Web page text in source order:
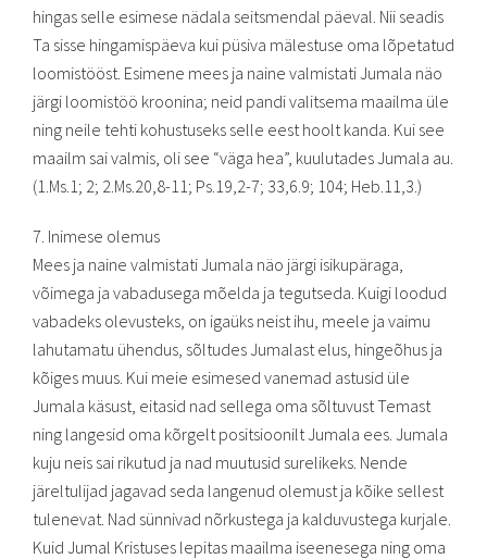
hingas selle esimese nädala seitsmendal päeval. Nii seadis
Ta sisse hingamispäeva kui püsiva mälestuse oma lõpetatud
loomistööst. Esimene mees ja naine valmistati Jumala näo
järgi loomistöö kroonina; neid pandi valitsema maailma üle
ning neile tehti kohustuseks selle eest hoolt kanda. Kui see
maailm sai valmis, oli see “väga hea”, kuulutades Jumala au.
(1.Ms.1; 2; 2.Ms.20,8-11; Ps.19,2-7; 33,6.9; 104; Heb.11,3.)
7. Inimese olemus
Mees ja naine valmistati Jumala näo järgi isikupäraga,
võimega ja vabadusega mõelda ja tegutseda. Kuigi loodud
vabadeks olevusteks, on igaüks neist ihu, meele ja vaimu
lahutamatu ühendus, sõltudes Jumalast elus, hingeõhus ja
kõiges muus. Kui meie esimesed vanemad astusid üle
Jumala käsust, eitasid nad sellega oma sõltuvust Temast
ning langesid oma kõrgelt positsioonilt Jumala ees. Jumala
kuju neis sai rikutud ja nad muutusid surelikeks. Nende
järeltulijad jagavad seda langenud olemust ja kõike sellest
tulenevat. Nad sünnivad nõrkustega ja kalduvustega kurjale.
Kuid Jumal Kristuses lepitas maailma iseenesega ning oma